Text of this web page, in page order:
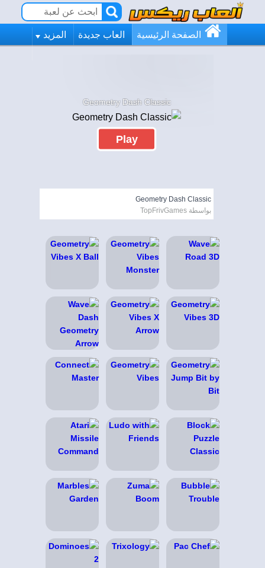
الصفحة الرئيسية العاب جديدة المزيد
Geometry Dash Classic
Play
Geometry Dash Classic
بواسطة TopFrivGames